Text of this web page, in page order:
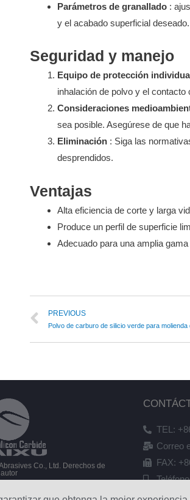
Parámetros de granallado :
y el acabado superficial
Seguridad y manejo
Equipo de protección
inhalación de polvo y el
Consideraciones
sea posible. Asegúrese de que
Eliminación : Siga las
desprendidos.
Ventajas
Alta eficiencia de corte y larga
Produce un perfil de superficie
Adecuado para una amplia
PREVIOUS
Polvo de carburo de silicio verde para molienda
Co., Ltd. Derechos de
autor
TEL:
Correo
FAX: